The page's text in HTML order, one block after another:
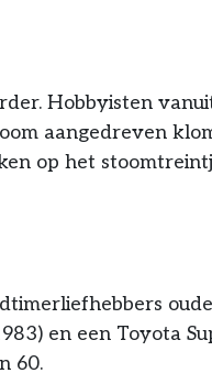
Hobbyisten
aangedreven
op het
en een Toyota
60.